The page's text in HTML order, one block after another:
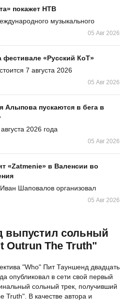
покажет НТВ
музыкального
05 Авг 2026
фестивале «Русский КоТ»
7 августа 2026
05 Авг 2026
Алыпова пускаются в бега в
2026 года
05 Авг 2026
«Zatmenie» в Валенсии во
Шаповалов организовал
05 Авг 2026
выпустил сольный
Outrun The Truth"
"Who" Пит Тауншенд двадцать
опубликовал в сети свой первый
сольный трек, получивший
Truth". В качестве автора и